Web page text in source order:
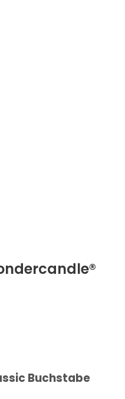
Buchstabe